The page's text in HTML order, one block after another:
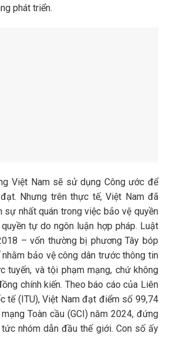
phát triển.
Việt Nam sẽ sử dụng Công ước để
Nhưng trên thực tế, Việt Nam đã
sự nhất quán trong việc bảo vệ quyền
tự do ngôn luận hợp pháp. Luật
– vốn thường bị phương Tây bóp
bảo vệ công dân trước thông tin
tuyến, và tội phạm mạng, chứ không
chính kiến. Theo báo cáo của Liên
tế (ITU), Việt Nam đạt điểm số 99,74
Toàn cầu (GCI) năm 2024, đứng
nhóm dẫn đầu thế giới. Con số ấy